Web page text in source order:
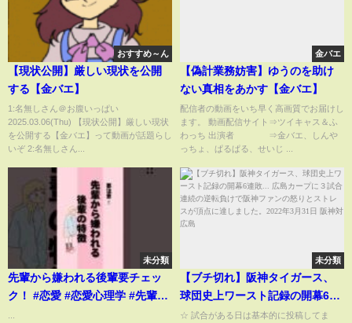
おすすめ～ん
【現状公開】厳しい現状を公開
する【金バエ】
1:名無しさん＠お腹いっぱい
2025.03.06(Thu) 【現状公開】厳しい現状
を公開する【金バエ】って動画が話題らし
いぞ 2:名無しさん...
金バエ
【偽計業務妨害】ゆうのを助け
ない真相をあかす【金バエ】
配信者の動画をいち早く高画質でお届けし
ます。 動画配信サイト⇒ツイキャス＆ふ
わっち 出演者 ⇒金バエ、しんや
っちょ、ぱるぱる、せいじ ...
未分類
先輩から嫌われる後輩要チェッ
ク！ #恋愛 #恋愛心理学 #先輩後
未分類
【ブチ切れ】阪神タイガース、
球団史上ワースト記録の開幕6連
敗... 広島カープに３試合連続の
☆ 試合がある日は基本的に投稿してま